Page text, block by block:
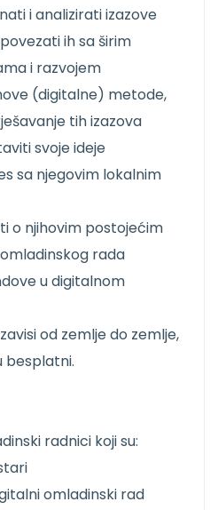
i analizirati izazove
ih sa širim
i razvojem
(digitalne) metode,
tih izazova
svoje ideje
sa njegovim lokalnim
o njihovim postojećim
rada
u digitalnom
od zemlje do zemlje,
besplatni.
radnici koji su:
omladinski rad